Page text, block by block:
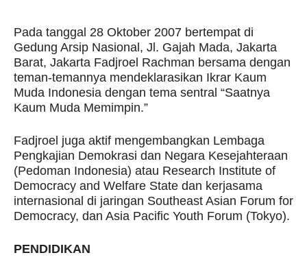
Pada tanggal 28 Oktober 2007 bertempat di
Gedung Arsip Nasional, Jl. Gajah Mada, Jakarta
Barat, Jakarta Fadjroel Rachman bersama dengan
teman-temannya mendeklarasikan Ikrar Kaum
Muda Indonesia dengan tema sentral “Saatnya
Kaum Muda Memimpin.”
Fadjroel juga aktif mengembangkan Lembaga
Pengkajian Demokrasi dan Negara Kesejahteraan
(Pedoman Indonesia) atau Research Institute of
Democracy and Welfare State dan kerjasama
internasional di jaringan Southeast Asian Forum for
Democracy, dan Asia Pacific Youth Forum (Tokyo).
PENDIDIKAN